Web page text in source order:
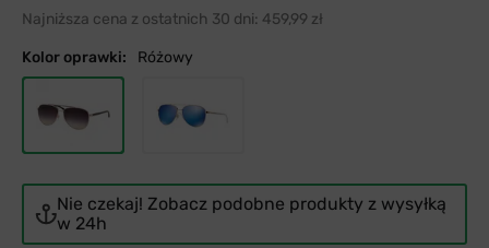
Najniższa cena z ostatnich 30 dni: 459,99 zł
Kolor oprawki: Różowy
Nie czekaj! Zobacz podobne produkty z wysyłką
w 24h